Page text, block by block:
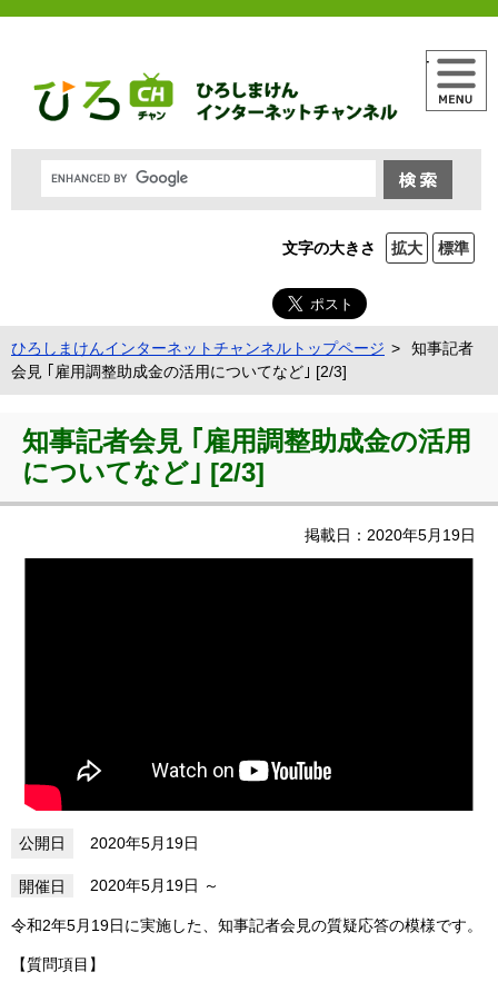
文字の大きさ 拡大 標準
メニュー
ひろしまけんインターネットチャンネルトップページ
知事記者
会見 ｢雇用調整助成金の活用についてなど｣ [2/3]
知事記者会見 ｢雇用調整助成金の活用
についてなど｣ [2/3]
掲載日：2020年5月19日
2020年5月19日
2020年5月19日
令和2年5月19日に実施した、知事記者会見の質疑応答の模様です。
【質問項目】